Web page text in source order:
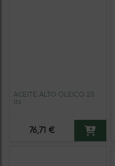
ACEITE ALTO OLEICO 25
lts
76,71 €